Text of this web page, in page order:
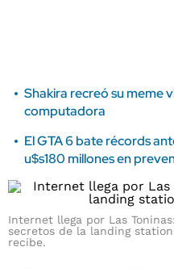
Shakira recreó su meme
computadora
El GTA 6 bate récords
u$s180 millones en
Internet llega por Las
secretos de la landing
recibe.